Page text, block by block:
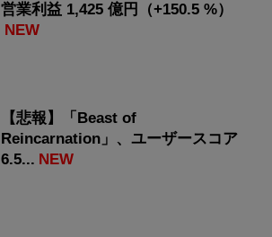
営業利益 1,425 億円（+150.5 %）
NEW
【悲報】「Beast of
Reincarnation」、ユーザースコア
6.5... NEW